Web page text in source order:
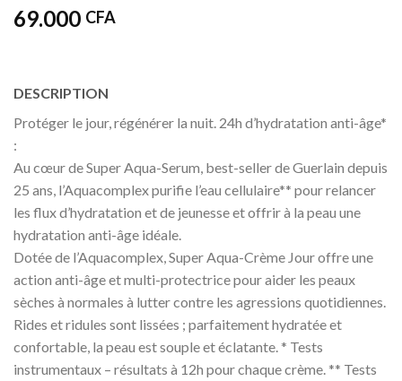
69.000 CFA
DESCRIPTION
Protéger le jour, régénérer la nuit. 24h d’hydratation anti-âge*
:
Au cœur de Super Aqua-Serum, best-seller de Guerlain depuis
25 ans, l’Aquacomplex purifie l’eau cellulaire** pour relancer
les flux d’hydratation et de jeunesse et offrir à la peau une
hydratation anti-âge idéale.
Dotée de l’Aquacomplex, Super Aqua-Crème Jour offre une
action anti-âge et multi-protectrice pour aider les peaux
sèches à normales à lutter contre les agressions quotidiennes.
Rides et ridules sont lissées ; parfaitement hydratée et
confortable, la peau est souple et éclatante. * Tests
instrumentaux – résultats à 12h pour chaque crème. ** Tests